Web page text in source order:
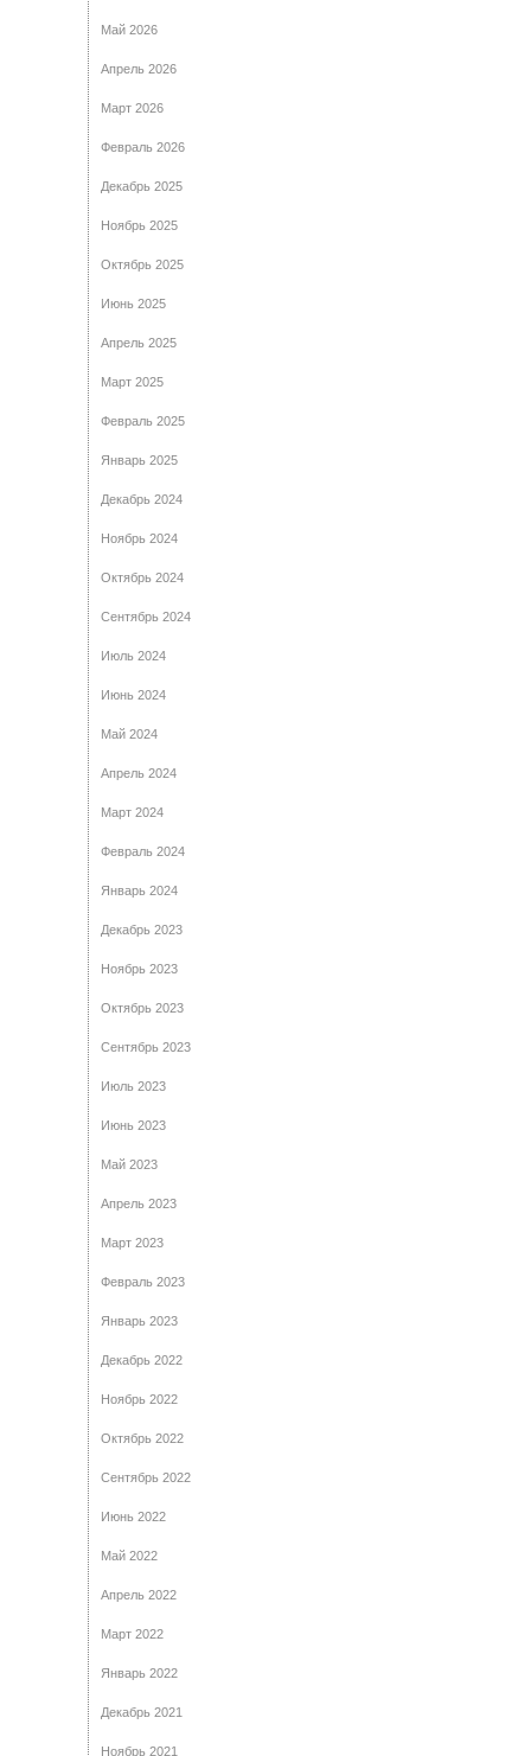
Май 2026
Апрель 2026
Март 2026
Февраль 2026
Декабрь 2025
Ноябрь 2025
Октябрь 2025
Июнь 2025
Апрель 2025
Март 2025
Февраль 2025
Январь 2025
Декабрь 2024
Ноябрь 2024
Октябрь 2024
Сентябрь 2024
Июль 2024
Июнь 2024
Май 2024
Апрель 2024
Март 2024
Февраль 2024
Январь 2024
Декабрь 2023
Ноябрь 2023
Октябрь 2023
Сентябрь 2023
Июль 2023
Июнь 2023
Май 2023
Апрель 2023
Март 2023
Февраль 2023
Январь 2023
Декабрь 2022
Ноябрь 2022
Октябрь 2022
Сентябрь 2022
Июнь 2022
Май 2022
Апрель 2022
Март 2022
Январь 2022
Декабрь 2021
Ноябрь 2021